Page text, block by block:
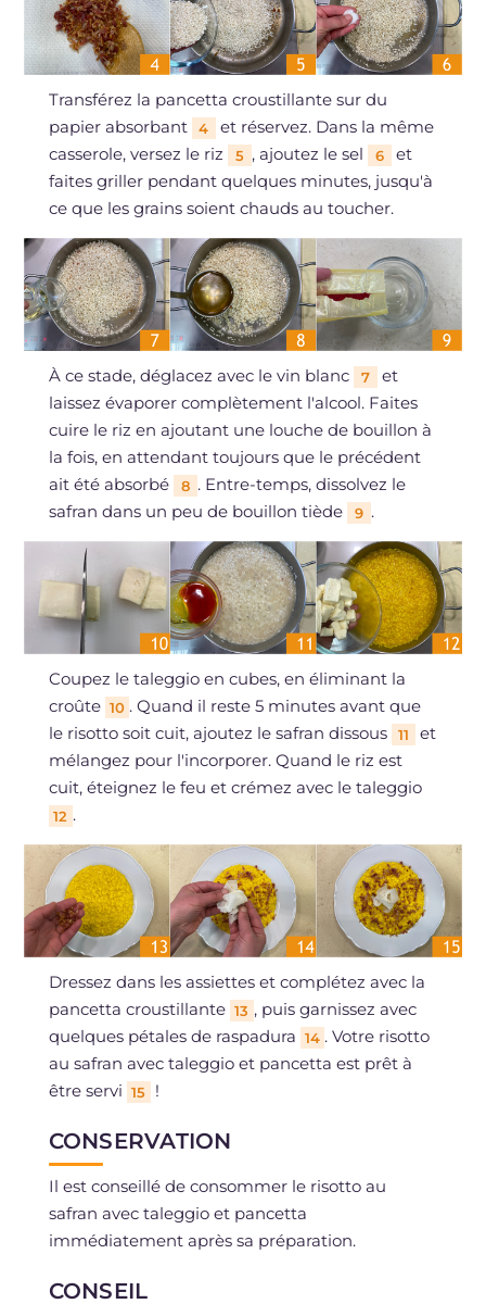
Transférez la pancetta croustillante sur du
papier absorbant
4
et réservez. Dans la même
casserole, versez le riz
5 , ajoutez le sel 6
et
faites griller pendant quelques minutes, jusqu'à
ce que les grains soient chauds au toucher.
À ce stade, déglacez avec le vin blanc 7
et
laissez évaporer complètement l'alcool. Faites
cuire le riz en ajoutant une louche de bouillon à
la fois, en attendant toujours que le précédent
ait été absorbé
8 . Entre-temps, dissolvez le
safran dans un peu de bouillon tiède
9 .
Coupez le taleggio en cubes, en éliminant la
croûte 10 . Quand il reste 5 minutes avant que
le risotto soit cuit, ajoutez le safran dissous
11
et
mélangez pour l'incorporer. Quand le riz est
cuit, éteignez le feu et crémez avec le taleggio
12 .
Dressez dans les assiettes et complétez avec la
pancetta croustillante 13 , puis garnissez avec
quelques pétales de raspadura 14 . Votre risotto
au safran avec taleggio et pancetta est prêt à
être servi 15 !
CONSERVATION
Il est conseillé de consommer le risotto au
safran avec taleggio et pancetta
immédiatement après sa préparation.
CONSEIL